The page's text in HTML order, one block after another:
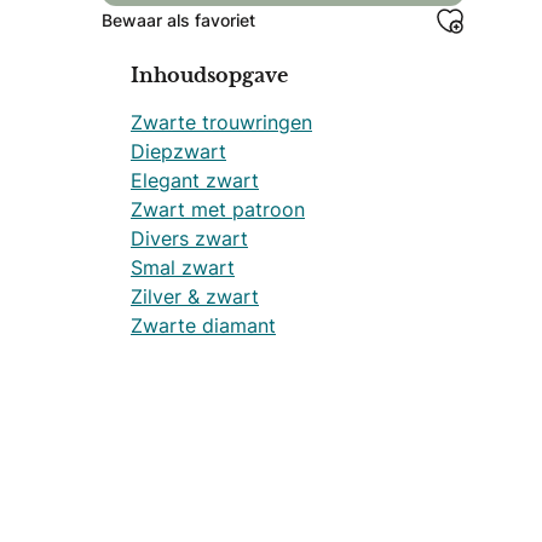
Bewaar als favoriet
Inhoudsopgave
Zwarte trouwringen
Diepzwart
Elegant zwart
Zwart met patroon
Divers zwart
Smal zwart
Zilver & zwart
Zwarte diamant